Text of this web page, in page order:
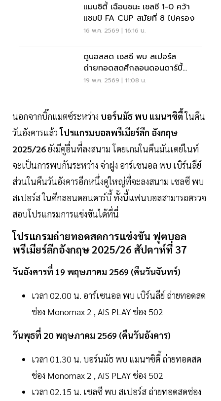
แมนซิตี้ เฉือนชนะ เชลซี 1-0 คว้า
แชมป์ FA CUP สมัยที่ 8 ไปครอง
16 พ.ค. 2569 | 16:16 น.
ดูบอลสด เชลซี พบ สเปอร์ส
ถ่ายทอดสดศึกลอนดอนดาร์บี้
พรีเมียร์ลีกวันนี้ 02.15 น.
19 พ.ค. 2569 | 11:08 น.
นอกจากบิ๊กแมตซ์ระหว่าง บอร์นมัธ พบ แมนฯซิตี้ในคืน
วันอังคารแล้วโปรแกรมบอลพรีเมียร์ลีก อังกฤษ
2025/26ยังมีคู่อื่นที่ลงสนาม โดยเกมในคืนมันเดย์ไนท์
จะเป็นการพบกันระหว่าง จ่าฝูง อาร์เซนอล พบ เบิร์นลีย์
ส่วนในคืนวันอังคารอีกหนึ่งคู่ใหญ่ที่จะลงสนาม เชลซี พบ
สเปอร์ส ในศึกลอนดอนดาร์บี้ ทั้งนี้แฟนบอลสามารถตรวจ
สอบโปรแกรมการแข่งขันได้ที่นี่
โปรแกรมถ่ายทอดสดการแข่งขัน ฟุตบอล
พรีเมียร์ลีกอังกฤษ 2025/26 สัปดาห์ที่ 37
วันอังคารที่ 19 พฤษภาคม 2569 (คืนวันจันทร์)
เวลา 02.00 น. อาร์เซนอล พบ เบิร์นลีย์ ถ่ายทอดสด
ช่อง Monomax 2 , AIS PLAY ช่อง 502
วันพุธที่ 20 พฤษภาคม 2569 (คืนวันอังคาร)
เวลา 01.30 น. บอร์นมัธ พบ แมนฯซิตี้ ถ่ายทอดสด
ช่อง Monomax 2 , AIS PLAY ช่อง 502
เวลา 02.15 น. เชลซี พบ สเปอร์ส ถ่ายทอดสดช่อง